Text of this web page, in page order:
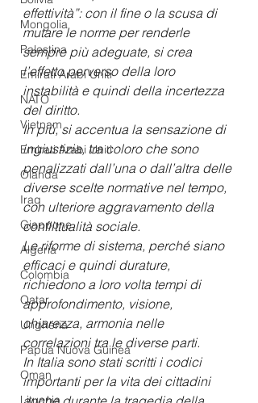
Mongolia
Palestina
Emirati Arabi Uniti
NATO
Vietnam
Emirati Arabi Uniti
Olanda
Iraq
Giappone
Algeria
Colombia
Qatar
Ungheria
Papua Nuova Guinea
Oman
Lituania
effettività”: con il fine o la scusa di
mutare le norme per renderle
sempre più adeguate, si crea
l’effetto perverso della loro
instabilità e quindi della incertezza
del diritto.
In più, si accentua la sensazione di
ingiustizia, tra coloro che sono
penalizzati dall’una o dall’altra delle
diverse scelte normative nel tempo,
con ulteriore aggravamento della
conflittualità sociale.
Le riforme di sistema, perché siano
efficaci e quindi durature,
richiedono a loro volta tempi di
approfondimento, visione,
chiarezza, armonia nelle
correlazioni tra le diverse parti.
In Italia sono stati scritti i codici
importanti per la vita dei cittadini